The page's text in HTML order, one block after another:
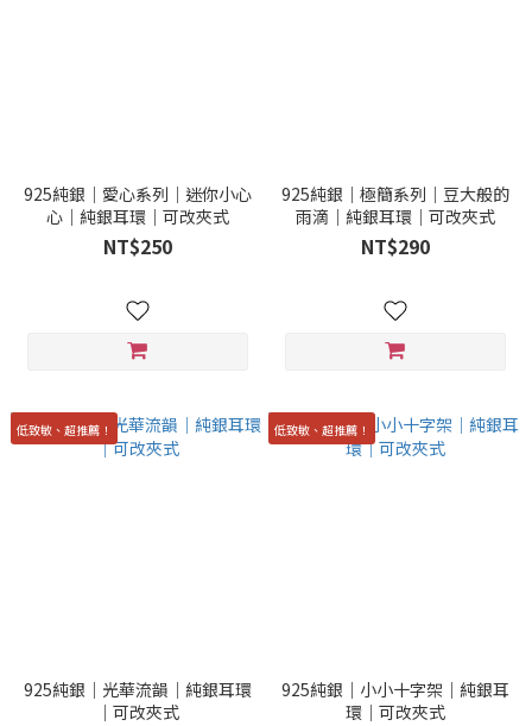
925純銀｜愛心系列｜迷你小心
心｜純銀耳環｜可改夾式
NT$250
925純銀｜極簡系列｜豆大般的
雨滴｜純銀耳環｜可改夾式
NT$290
低致敏、超推薦！
925純銀｜光華流韻｜純銀耳環
｜可改夾式
低致敏、超推薦！
925純銀｜小小十字架｜純銀耳
環｜可改夾式